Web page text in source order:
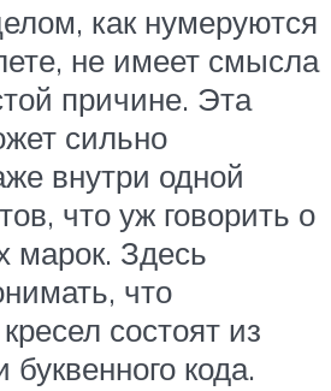
как нумеруются
не имеет смысла
причине. Эта
сильно
внутри одной
что уж говорить о
марок. Здесь
что
состоят из
кода.